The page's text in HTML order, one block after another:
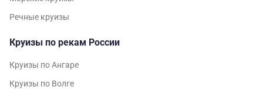
Речные круизы
Круизы по рекам России
Круизы по Ангаре
Круизы по Волге